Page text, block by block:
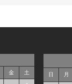
金 土 日 月